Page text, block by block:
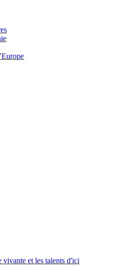
vivante et les talents d'ici